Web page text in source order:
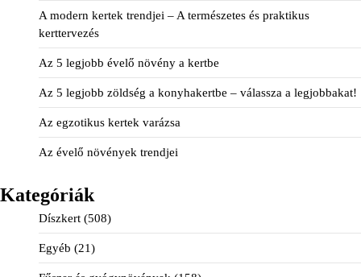
A modern kertek trendjei – A természetes és praktikus
kerttervezés
Az 5 legjobb évelő növény a kertbe
Az 5 legjobb zöldség a konyhakertbe – válassza a legjobbakat!
Az egzotikus kertek varázsa
Az évelő növények trendjei
Kategóriák
Díszkert (508)
Egyéb (21)